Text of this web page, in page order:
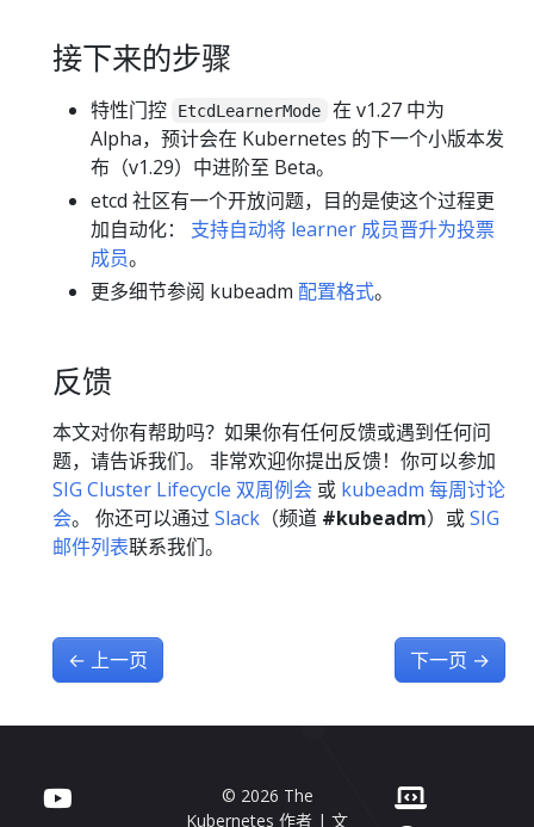
接下来的步骤
特性门控 EtcdLearnerMode
在 v1.27 中为
Alpha，预计会在 Kubernetes 的下一个小版本发
布（v1.29）中进阶至 Beta。
etcd 社区有一个开放问题，目的是使这个过程更
加自动化： 支持自动将 learner 成员晋升为投票
成员。
更多细节参阅 kubeadm 配置格式。
反馈
本文对你有帮助吗？如果你有任何反馈或遇到任何问
题，请告诉我们。 非常欢迎你提出反馈！你可以参加
SIG Cluster Lifecycle 双周例会 或 kubeadm 每周讨论
会。 你还可以通过 Slack （频道 #kubeadm）或SIG
邮件列表联系我们。
← 上一页 下一页 →
© 2026 The
Kubernetes 作者 | 文